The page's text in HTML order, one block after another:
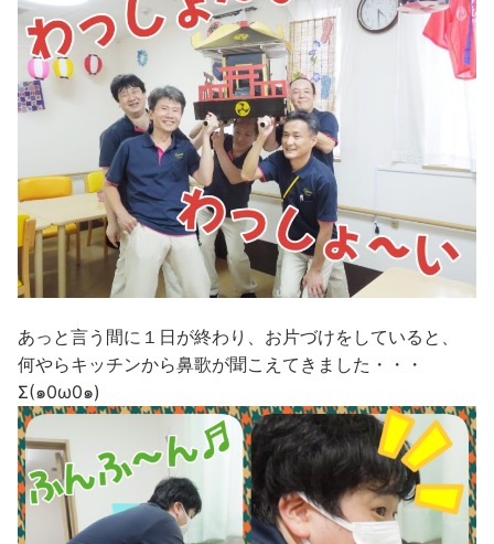
あっと言う間に１日が終わり、お片づけをしていると、
何やらキッチンから鼻歌が聞こえてきました・・・
Σ(๑0ω0๑)